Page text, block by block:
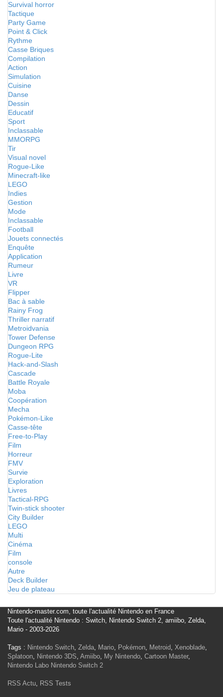
Survival horror
Tactique
Party Game
Point & Click
Rythme
Casse Briques
Compilation
Action
Simulation
Cuisine
Danse
Dessin
Educatif
Sport
Inclassable
MMORPG
Tir
Visual novel
Rogue-Like
Minecraft-like
LEGO
Indies
Gestion
Mode
Inclassable
Football
Jouets connectés
Enquête
Application
Rumeur
Livre
VR
Flipper
Bac à sable
Rainy Frog
Thriller narratif
Metroidvania
Tower Defense
Dungeon RPG
Rogue-Lite
Hack-and-Slash
Cascade
Battle Royale
Moba
Coopération
Mecha
Pokémon-Like
Casse-tête
Free-to-Play
Film
Horreur
FMV
Survie
Exploration
Livres
Tactical-RPG
Twin-stick shooter
City Builder
LEGO
Multi
Cinéma
Film
console
Autre
Deck Builder
Jeu de plateau
Nintendo-master.com, toute l'actualité Nintendo en France
Toute l'actualité Nintendo : Switch, Nintendo Switch 2, amiibo, Zelda,
Mario - 2003-2026
Tags : Nintendo Switch, Zelda, Mario, Pokémon, Metroid, Xenoblade,
Splatoon, Nintendo 3DS, Amiibo, My Nintendo, Cartoon Master,
Nintendo Labo Nintendo Switch 2
RSS Actu, RSS Tests